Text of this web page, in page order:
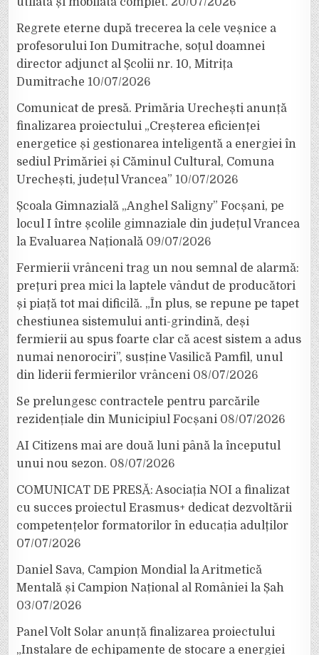
Regrete eterne după trecerea la cele veșnice a
profesorului Ion Dumitrache, soțul doamnei
director adjunct al Școlii nr. 10, Mitrița
Dumitrache 10/07/2026
Comunicat de presă. Primăria Urechești anunță
finalizarea proiectului „Creșterea eficienței
energetice și gestionarea inteligentă a energiei în
sediul Primăriei și Căminul Cultural, Comuna
Urechești, județul Vrancea” 10/07/2026
Școala Gimnazială „Anghel Saligny” Focșani, pe
locul I între școlile gimnaziale din județul Vrancea
la Evaluarea Națională 09/07/2026
Fermierii vrânceni trag un nou semnal de alarmă:
prețuri prea mici la laptele vândut de producători
și piață tot mai dificilă. „În plus, se repune pe tapet
chestiunea sistemului anti-grindină, deși
fermierii au spus foarte clar că acest sistem a adus
numai nenorociri”, susține Vasilică Pamfil, unul
din liderii fermierilor vrânceni 08/07/2026
Se prelungesc contractele pentru parcările
rezidențiale din Municipiul Focșani 08/07/2026
AI Citizens mai are două luni până la începutul
unui nou sezon. 08/07/2026
COMUNICAT DE PRESĂ: Asociația NOI a finalizat
cu succes proiectul Erasmus+ dedicat dezvoltării
competențelor formatorilor în educația adulților
07/07/2026
Daniel Sava, Campion Mondial la Aritmetică
Mentală și Campion Național al României la Șah
03/07/2026
Panel Volt Solar anunță finalizarea proiectului
„Instalare de echipamente de stocare a energiei